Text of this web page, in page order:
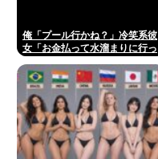
俺「プール行かね？」冷笑系彼
女「お金払って水溜まりに行っ
付き合ってられる？？